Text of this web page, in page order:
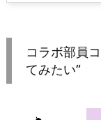
コラボ部員
てみたい”